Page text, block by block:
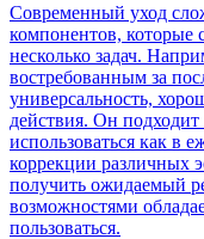
Современный уход
компонентов, которые
несколько задач.
востребованным за
универсальность,
действия. Он
использоваться как в
коррекции различных
получить ожидаемый
возможностями
пользоваться.